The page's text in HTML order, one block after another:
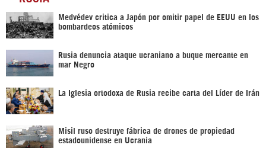
Medvédev critica a Japón por omitir papel de EEUU en los
bombardeos atómicos
Rusia denuncia ataque ucraniano a buque mercante en
mar Negro
La Iglesia ortodoxa de Rusia recibe carta del Líder de Irán
Misil ruso destruye fábrica de drones de propiedad
estadounidense en Ucrania